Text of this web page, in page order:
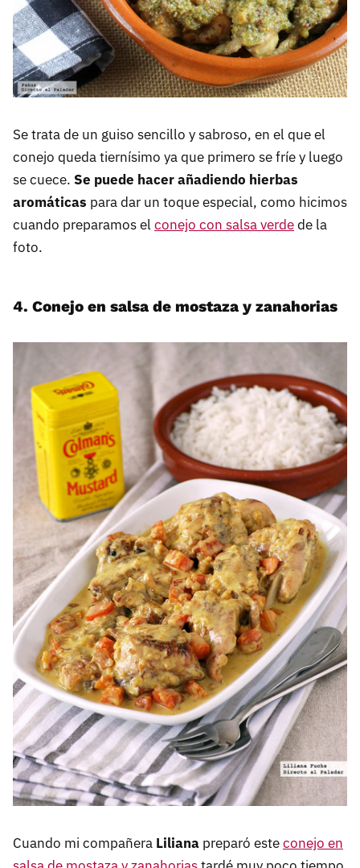
Se trata de un guiso sencillo y sabroso, en el que el
conejo queda tiernísimo ya que primero se fríe y luego
se cuece. Se puede hacer añadiendo hierbas
aromáticas para dar un toque especial, como hicimos
cuando preparamos el conejo con salsa verdede la
foto.
4. Conejo en salsa de mostaza y zanahorias
Cuando mi compañera Liliana preparó esteconejo en